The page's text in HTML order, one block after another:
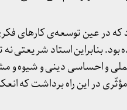
که در عین توسعه‌ی کارهای
بود. بنابراین استاد شریعتی
و احساسی دینی و شیوه و
در این راه برداشت که